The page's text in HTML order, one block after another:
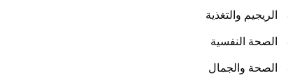
الريجيم والتغذية
الصحة النفسية
الصحة والجمال